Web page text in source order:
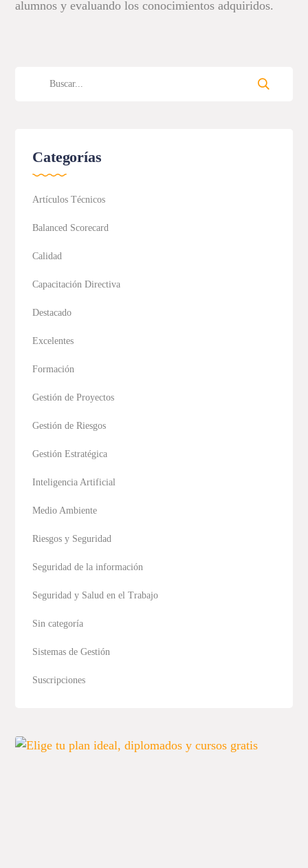
alumnos y evaluando los conocimientos adquiridos.
Categorías
Artículos Técnicos
Balanced Scorecard
Calidad
Capacitación Directiva
Destacado
Excelentes
Formación
Gestión de Proyectos
Gestión de Riesgos
Gestión Estratégica
Inteligencia Artificial
Medio Ambiente
Riesgos y Seguridad
Seguridad de la información
Seguridad y Salud en el Trabajo
Sin categoría
Sistemas de Gestión
Suscripciones